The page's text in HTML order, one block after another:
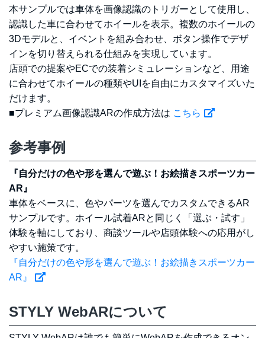
本サンプルでは車体を画像認識のトリガーとして使用し、
認識した車に合わせてホイールを表示。複数のホイールの
3Dモデルと、イベントを組み合わせ、ボタン操作でデザ
インを切り替えられる仕組みを実現しています。
店頭での提案やECでの装着シミュレーションなど、用途
に合わせてホイールの種類やUIを自由にカスタマイズいた
だけます。
■プレミアム画像認識ARの作成方法は こちら
参考事例
『自分だけの色や形を選んで遊ぶ！お絵描きスポーツカー
AR』
車体をベースに、色やパーツを選んでカスタムできるAR
サンプルです。ホイール試着ARと同じく「選ぶ・試す」
体験を軸にしており、商談ツールや店頭体験への応用がし
やすい施策です。
『自分だけの色や形を選んで遊ぶ！お絵描きスポーツカー
AR』
STYLY WebARについて